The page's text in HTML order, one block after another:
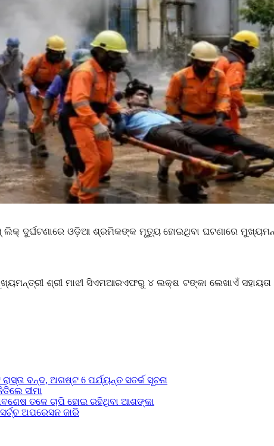
ଦୁର୍ଘଟଣାରେ ଓଡ଼ିଆ ଶ୍ରମିକଙ୍କ ମୃତ୍ୟୁ ହୋଇଥିବା ଘଟଣାରେ
ଶ୍ରୀ ମାଝୀ ସିଏମଆରଏଫରୁ ୪ ଲକ୍ଷ ଟଙ୍କା ଲେଖାଏଁ
ବନ୍ଦ, ଅଗଷ୍ଟ 6 ପର୍ଯ୍ୟନ୍ତ ସତର୍କ ସୂଚନା
ସୀମା
ତଳେ ଚାପି ହୋଇ ରହିଥିବା ଆଶଙ୍କା
ଅପରେସନ ଜାରି